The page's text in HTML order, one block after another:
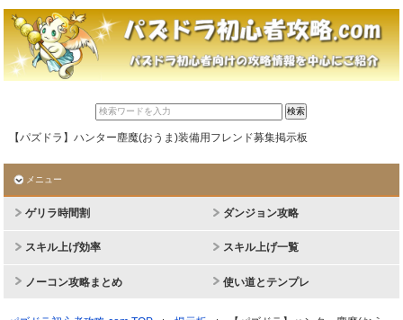
【パズドラ】ハンター塵魔(おうま)装備用フレンド募集掲示板
メニュー
ゲリラ時間割 ダンジョン攻略
スキル上げ効率 スキル上げ一覧
ノーコン攻略まとめ 使い道とテンプレ